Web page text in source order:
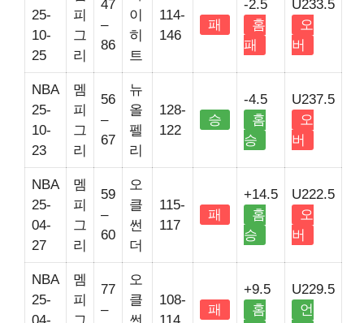
25-
10-
25
피
그
리
47
–
86
이
히
트
114-
146
패
-2.5
홈
패
U233.5
오
버
NBA
25-
10-
23
멤
피
그
리
56
–
67
뉴
올
펠
리
128-
122
승
-4.5
홈
승
U237.5
오
버
NBA
25-
04-
27
멤
피
그
리
59
–
60
오
클
썬
더
115-
117
패
+14.5
홈
승
U222.5
오
버
NBA
25-
04-
멤
피
그
77
–
오
클
썬
108-
114
패
+9.5
홈
U229.5
언